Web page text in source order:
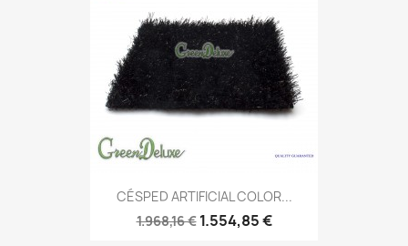
CÉSPED ARTIFICIAL COLOR...
1.968,16 € 1.554,85 €